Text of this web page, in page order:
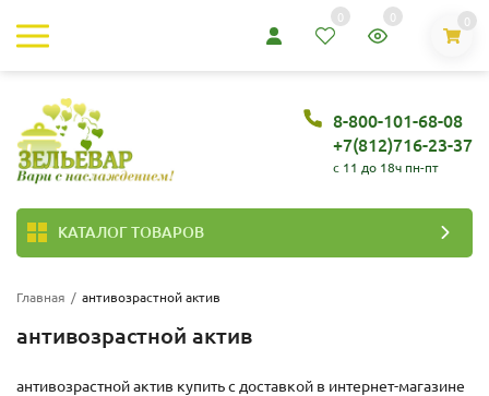
0 0 0
8-800-101-68-08
+7(812)716-23-37
c 11 до 18ч пн-пт
КАТАЛОГ ТОВАРОВ
Главная / антивозрастной актив
антивозрастной актив
антивозрастной актив купить с доставкой в интернет-магазине